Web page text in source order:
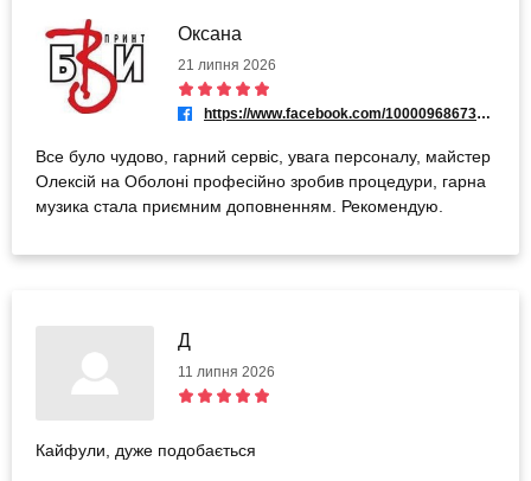
Оксана
21 липня 2026
https://www.facebook.com/100009686738355
Все було чудово, гарний сервіс, увага персоналу, майстер
Олексій на Оболоні професійно зробив процедури, гарна
музика стала приємним доповненням. Рекомендую.
Д
11 липня 2026
Кайфули, дуже подобається